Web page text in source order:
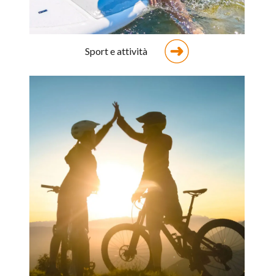
Sport e attività